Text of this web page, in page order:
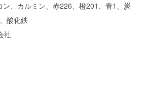
、カルミン、赤226、橙201、青1、炭
酸化鉄
社